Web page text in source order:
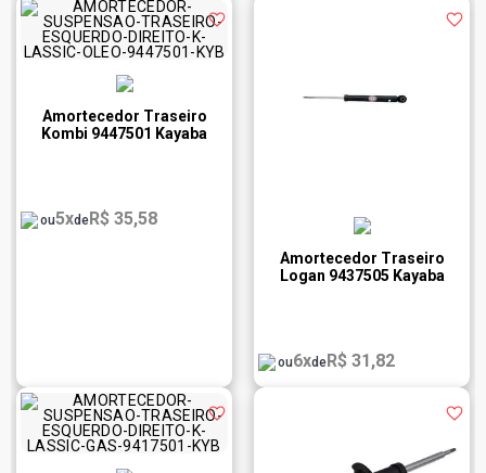
Amortecedor Traseiro
Kombi 9447501 Kayaba
ou5xdeR$ 35,58
Amortecedor Traseiro
Logan 9437505 Kayaba
ou6xdeR$ 31,82